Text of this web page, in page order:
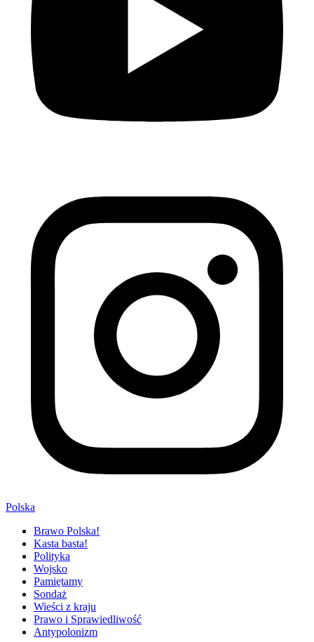
Polska
Brawo Polska!
Kasta basta!
Polityka
Wojsko
Pamiętamy
Sondaż
Wieści z kraju
Prawo i Sprawiedliwość
Antypolonizm